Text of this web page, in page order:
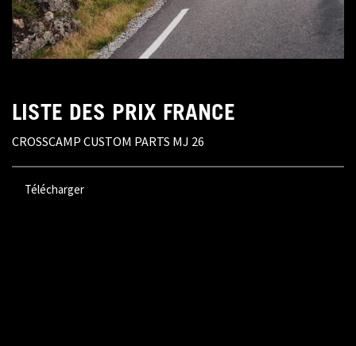
LISTE DES PRIX FRANCE
CROSSCAMP CUSTOM PARTS MJ 26
Télécharger